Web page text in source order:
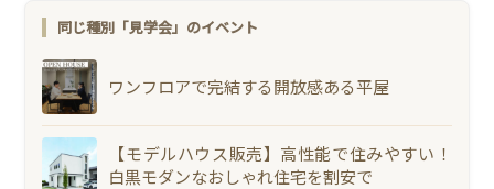
同じ種別「見学会」のイベント
ワンフロアで完結する開放感ある平屋
【モデルハウス販売】高性能で住みやすい！
白黒モダンなおしゃれ住宅を割安で